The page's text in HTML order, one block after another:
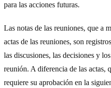
para las acciones futuras.
Las notas de las reuniones, que a
actas de las reuniones, son
las discusiones, las decisiones y
reunión. A diferencia de las actas,
requiere su aprobación en la